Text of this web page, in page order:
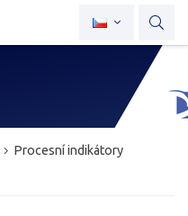
Procesní indikátory